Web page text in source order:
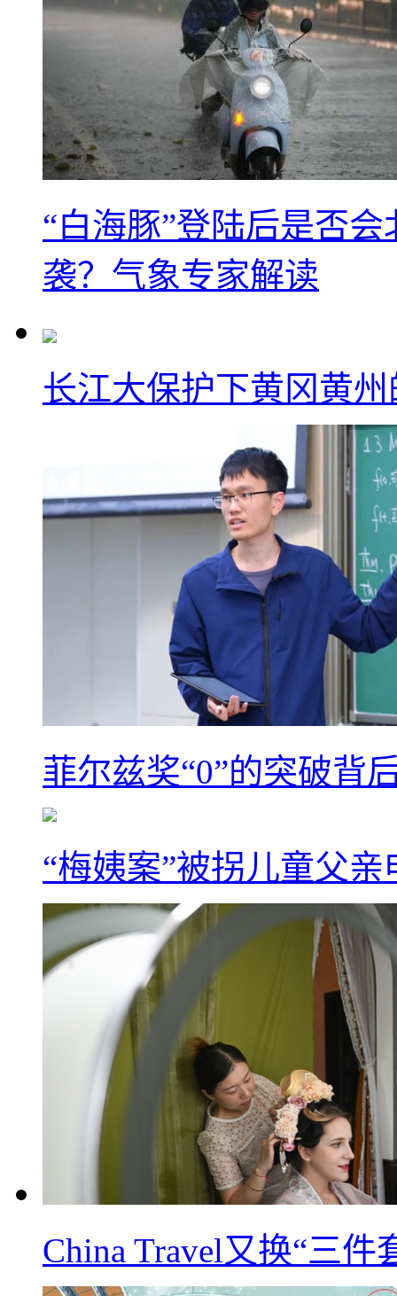
“白海豚”登陆后是否
袭？气象专家解读
长江大保护下黄冈黄
菲尔兹奖“0”的突破背
“梅姨案”被拐儿童父
China Travel又换“三